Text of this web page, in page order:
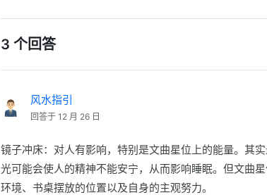
3 个回答
风水指引
回答于 12 月 26 日
镜子冲床：对人有影响，特别是文曲星位上的能量。其
光可能会使人的精神不能安宁，从而影响睡眠。但文曲
环境、书桌摆放的位置以及自身的主观努力。